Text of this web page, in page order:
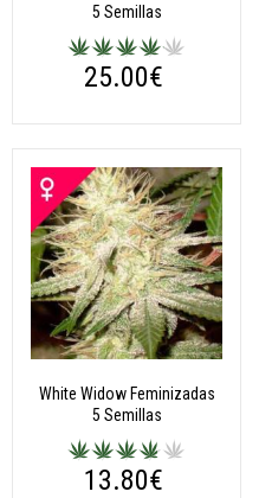
5 Semillas
25.00€
White Widow Feminizadas
5 Semillas
13.80€